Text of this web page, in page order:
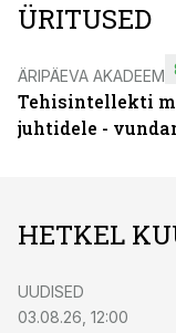
ÜRITUSED
ÄRIPÄEVA
Tehisintellekti
juhtidele -
HETKEL
UUDISED
03.08.26, 12:00